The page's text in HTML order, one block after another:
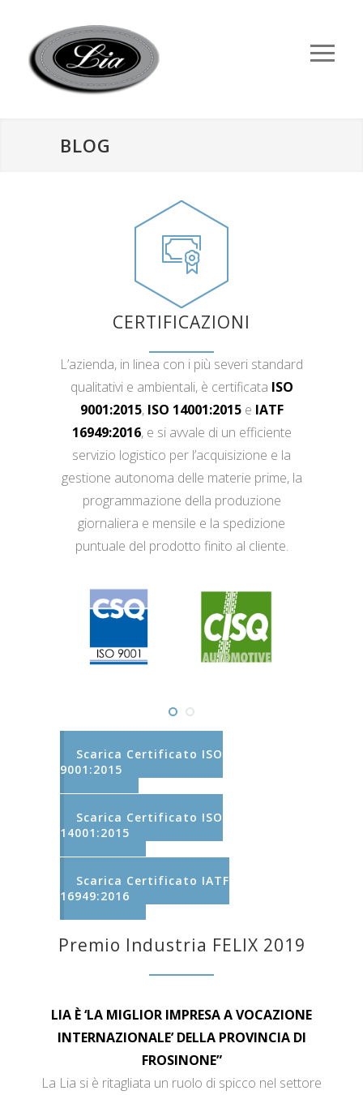
BLOG
CERTIFICAZIONI
L’azienda, in linea con i più severi standard
qualitativi e ambientali, è certificata ISO
9001:2015, ISO 14001:2015e IATF
16949:2016, e si avvale di un efficiente
servizio logistico per l’acquisizione e la
gestione autonoma delle materie prime, la
programmazione della produzione
giornaliera e mensile e la spedizione
puntuale del prodotto finito al cliente.
Scarica Certificato ISO
9001:2015
Scarica Certificato ISO
14001:2015
Scarica Certificato IATF
16949:2016
Premio Industria FELIX 2019
LIA È ‘LA MIGLIOR IMPRESA A VOCAZIONE
INTERNAZIONALE’ DELLA PROVINCIA DI
FROSINONE”
La Lia si è ritagliata un ruolo di spicco nel settore